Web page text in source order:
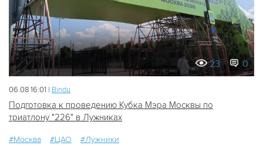
23 0
06.08 16:01 | Bindu
Подготовка к проведению Кубка Мэра Москвы по
триатлону "226" в Лужниках
#Москва #ЦАО #Лужники